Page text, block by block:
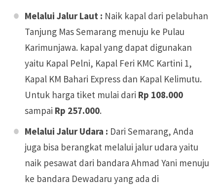
Melalui Jalur Laut : Naik kapal dari pelabuhan
Tanjung Mas Semarang menuju ke Pulau
Karimunjawa. kapal yang dapat digunakan
yaitu Kapal Pelni, Kapal Feri KMC Kartini 1,
Kapal KM Bahari Express dan Kapal Kelimutu.
Untuk harga tiket mulai dari Rp 108.000
sampai Rp 257.000.
Melalui Jalur Udara : Dari Semarang, Anda
juga bisa berangkat melalui jalur udara yaitu
naik pesawat dari bandara Ahmad Yani menuju
ke bandara Dewadaru yang ada di